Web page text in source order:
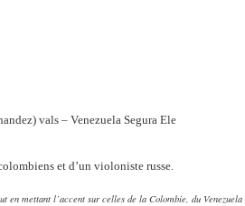
vals – Venezuela Segura Ele
et d’un violoniste russe.
mettant l’accent sur celles de la Colombie, du Venezuela